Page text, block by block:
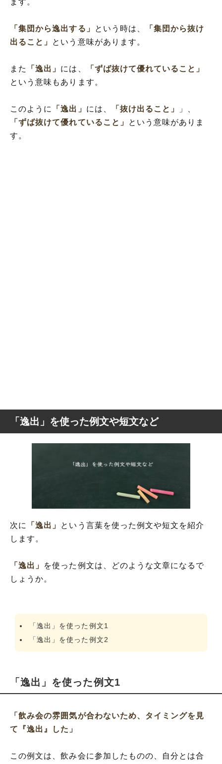
「集団から逸出する」 という時は、
「集団から抜け
出ること」 という意味があります。
また 「逸出」 には、
「ずば抜けて優れていること」
という意味もあります。
このように 「逸出」 には、 「抜け出ること」
」、
「ずば抜けて優れていること」
という意味がありま
す。
「逸出」を使った例文や短文など
次に 「逸出」 という言葉を使った例文や短文を紹介
します。
「逸出」
を使った例文は、どのような文章になるで
しょうか。
「逸出」を使った例文1
「逸出」を使った例文2
「逸出」を使った例文1
「飲み会の雰囲気が合わないため、タイミングを見
て『逸出』した」
この例文は、飲み会に参加したものの、自分とは合